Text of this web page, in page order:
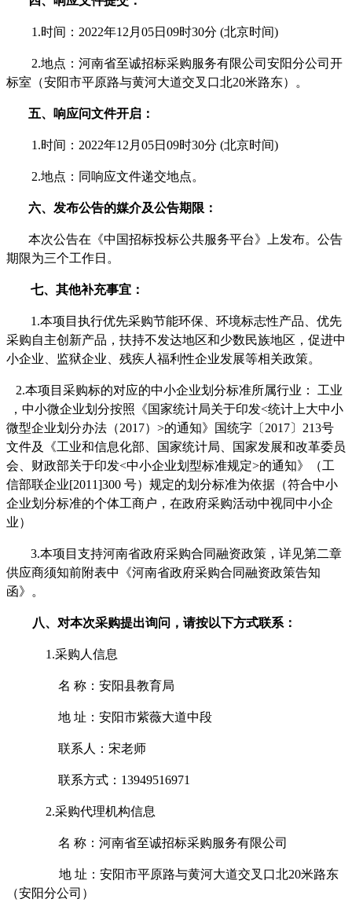
1.时间：2022年12 月 05日 09时30分 (北京时间)
2.地点：河南省至诚招标采购服务有限公司 安阳分公司 开
标室（安阳市平原路与黄河大道交叉口北20米路东）。
五、 响应问文件开启 ：
1.时间：2022年12 月 05日 09时30分 (北京时间)
2.地点： 同响应文件递交地点。
六、发布公告的媒介及公告期限：
本次公告在《中国招标投标公共服务平台》上发布。公告
期限为三个工作日。
七、其他补充事宜：
1.本项目执行优先采购节能环保、环境标志性产品、优先
采购自主创新产品，扶持不发达地区和少数民族地区，促进中
小企业、监狱企业、残疾人福利性企业发展等相关政策。
2.本项目采购标的对应的中小企业划分标准所属行业：
工业
，中小微企业划分按照《国家统计局关于印发<统计上大中小
微型企业划分办法（2017）>的通知》国统字〔2017〕213号
文件及《工业和信息化部、国家统计局、国家发展和改革委员
会、财政部关于印发<中小企业划型标准规定>的通知》（工
信部联企业[2011]300 号）规定的划分标准为依据（符合中小
企业划分标准的个体工商户，在政府采购活动中视同中小企
业）
3.本项目支持河南省政府采购合同融资政策，详见第二章
供应商须知前附表中《河南省政府采购合同融资政策告知
函》。
八、对本次采购提出询问，请按以下方式联系：
1.采购人信息
名 称： 安阳县教育局
地 址： 安阳市紫薇大道中段
联系人： 宋老师
联系方式： 13949516971
2.采购代理机构信息
名 称： 河南省至诚招标采购服务有限公司
地 址： 安阳市平原路与黄河大道交叉口北20米路东
（安阳分公司）